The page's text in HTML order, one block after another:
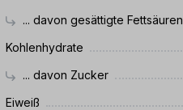
... davon gesättigte Fettsäuren
Kohlenhydrate
... davon Zucker
Eiweiß